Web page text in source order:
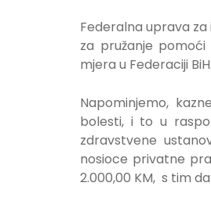
Federalna uprava
za pružanje
mjera u Federaciji BiH.
Napominjemo,
bolesti, i to u
zdravstvene
nosioce privatne
2.000,00 KM, s tim